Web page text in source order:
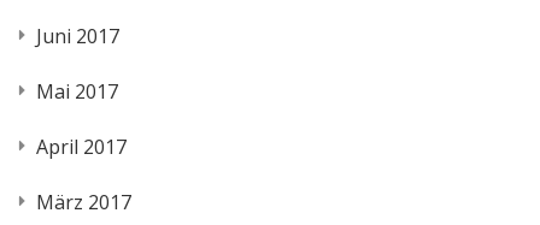
Juni 2017
Mai 2017
April 2017
März 2017